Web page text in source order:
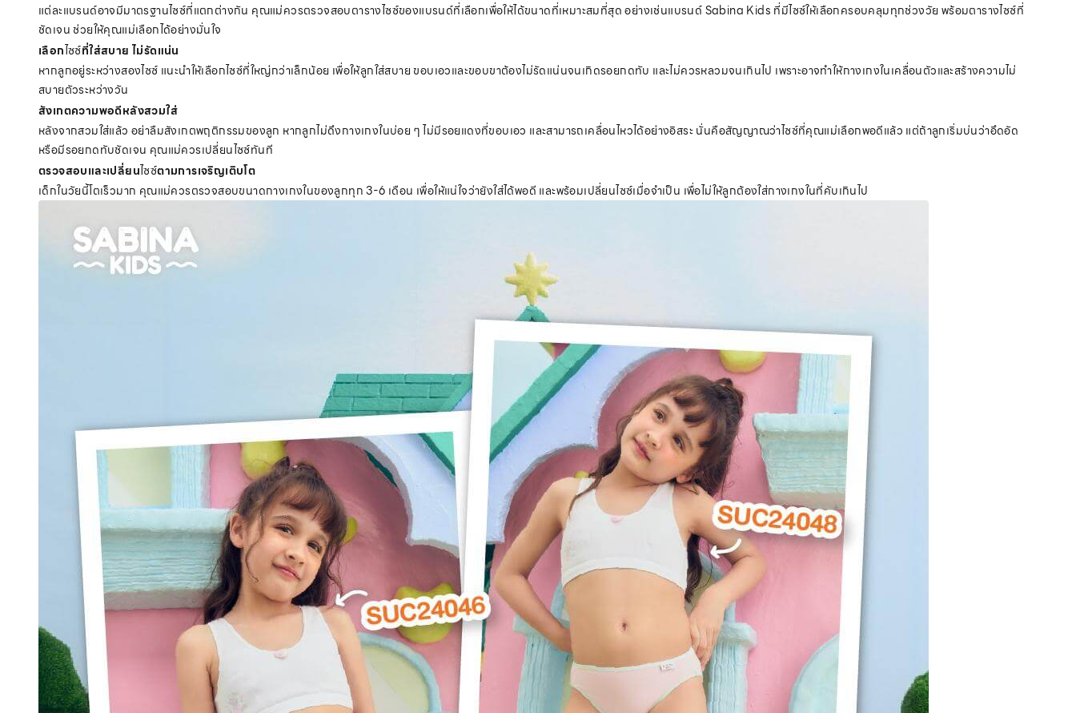
แต่ละแบรนด์อาจมีมาตรฐานไซซ์ที่แตกต่างกัน คุณแม่ควรตรวจสอบตารางไซซ์ของแบรนด์ที่เลือกเพื่อให้ได้ขนาดที่เหมาะสมที่สุด อย่างเช่นแบรนด์ Sabina Kids ที่มีไซซ์ให้เลือกครอบคลุมทุกช่วงวัย พร้อมตารางไซซ์ที่
ชัดเจน ช่วยให้คุณแม่เลือกได้อย่างมั่นใจ
เลือกไซซ์ที่ใส่สบาย ไม่รัดแน่น
หากลูกอยู่ระหว่างสองไซซ์ แนะนำให้เลือกไซซ์ที่ใหญ่กว่าเล็กน้อย เพื่อให้ลูกใส่สบาย ขอบเอวและขอบขาต้องไม่รัดแน่นจนเกิดรอยกดทับ และไม่ควรหลวมจนเกินไป เพราะอาจทำให้กางเกงในเคลื่อนตัวและสร้างความไม่
สบายตัวระหว่างวัน
สังเกตความพอดีหลังสวมใส่
หลังจากสวมใส่แล้ว อย่าลืมสังเกตพฤติกรรมของลูก หากลูกไม่ดึงกางเกงในบ่อย ๆ ไม่มีรอยแดงที่ขอบเอว และสามารถเคลื่อนไหวได้อย่างอิสระ นั่นคือสัญญาณว่าไซซ์ที่คุณแม่เลือกพอดีแล้ว แต่ถ้าลูกเริ่มบ่นว่าอึดอัด
หรือมีรอยกดทับชัดเจน คุณแม่ควรเปลี่ยนไซซ์ทันที
ตรวจสอบและเปลี่ยนไซซ์ตามการเจริญเติบโต
เด็กในวัยนี้โตเร็วมาก คุณแม่ควรตรวจสอบขนาดกางเกงในของลูกทุก 3-6 เดือน เพื่อให้แน่ใจว่ายังใส่ได้พอดี และพร้อมเปลี่ยนไซซ์เมื่อจำเป็น เพื่อไม่ให้ลูกต้องใส่กางเกงในที่คับเกินไป